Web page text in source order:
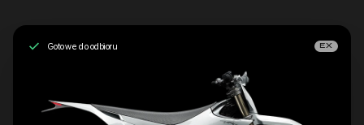
Gotowe do odbioru EX